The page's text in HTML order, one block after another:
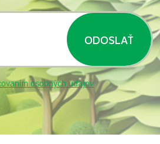
ODOSLAŤ
osobných údajov